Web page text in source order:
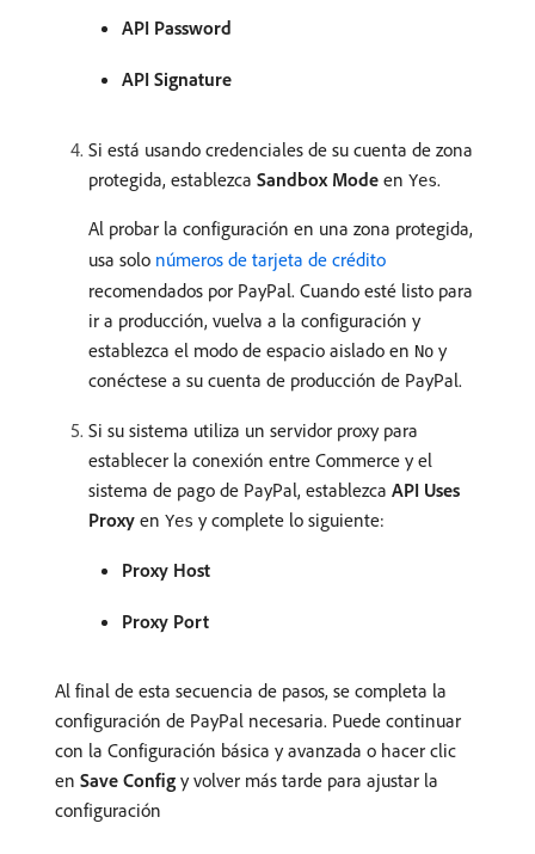
API Password
API Signature
Si está usando credenciales de su cuenta de zona
protegida, establezca Sandbox Mode en Yes.
Al probar la configuración en una zona protegida,
usa solo números de tarjeta de crédito
recomendados por PayPal. Cuando esté listo para
ir a producción, vuelva a la configuración y
establezca el modo de espacio aislado en No y
conéctese a su cuenta de producción de PayPal.
Si su sistema utiliza un servidor proxy para
establecer la conexión entre Commerce y el
sistema de pago de PayPal, establezca API Uses
Proxy en Yes y complete lo siguiente:
Proxy Host
Proxy Port
Al final de esta secuencia de pasos, se completa la
configuración de PayPal necesaria. Puede continuar
con la Configuración básica y avanzada o hacer clic
en Save Config y volver más tarde para ajustar la
configuración